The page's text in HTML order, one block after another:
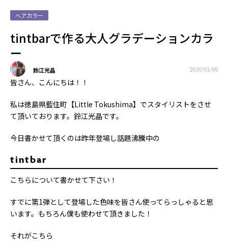
ヘアカラー
tintbarで作る大人グラデーションカラ
ー
鈴江光晶 2020/01/06
皆さん、こんにちは！！
私は徳島県藍住町【Little Tokushima】でスタイリストをさせ
て頂いております。鈴江光晶です。
今日書かせて頂くのは昨年登場し話題沸騰中の
tintbar
こちらについて書かせて下さい！
すでに第1弾として登場した色味を皆さん使ってらっしゃると思
います。もちろん僕も使わせて頂きました！
それがこちら